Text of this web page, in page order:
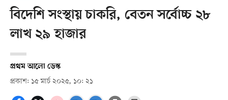
বিদেশি সংস্থায় চাকরি, বেতন সর্বোচ্চ ২৮
লাখ ২৯ হাজার
প্রথম আলো ডেস্ক
প্রকাশ: ১৫ মার্চ ২০২৫, ১০: ২১